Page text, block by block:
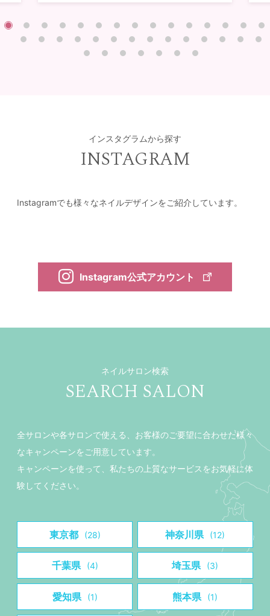
インスタグラムから探す
INSTAGRAM
Instagramでも様々なネイルデザインをご紹介しています。
Instagram公式アカウント
ネイルサロン検索
SEARCH SALON
全サロンや各サロンで使える、お客様のご要望に合わせた様々
なキャンペーンをご用意しています。
キャンペーンを使って、私たちの上質なサービスをお気軽に体
験してください。
東京都 (28) 神奈川県 (12)
千葉県 (4) 埼玉県 (3)
愛知県 (1) 熊本県 (1)